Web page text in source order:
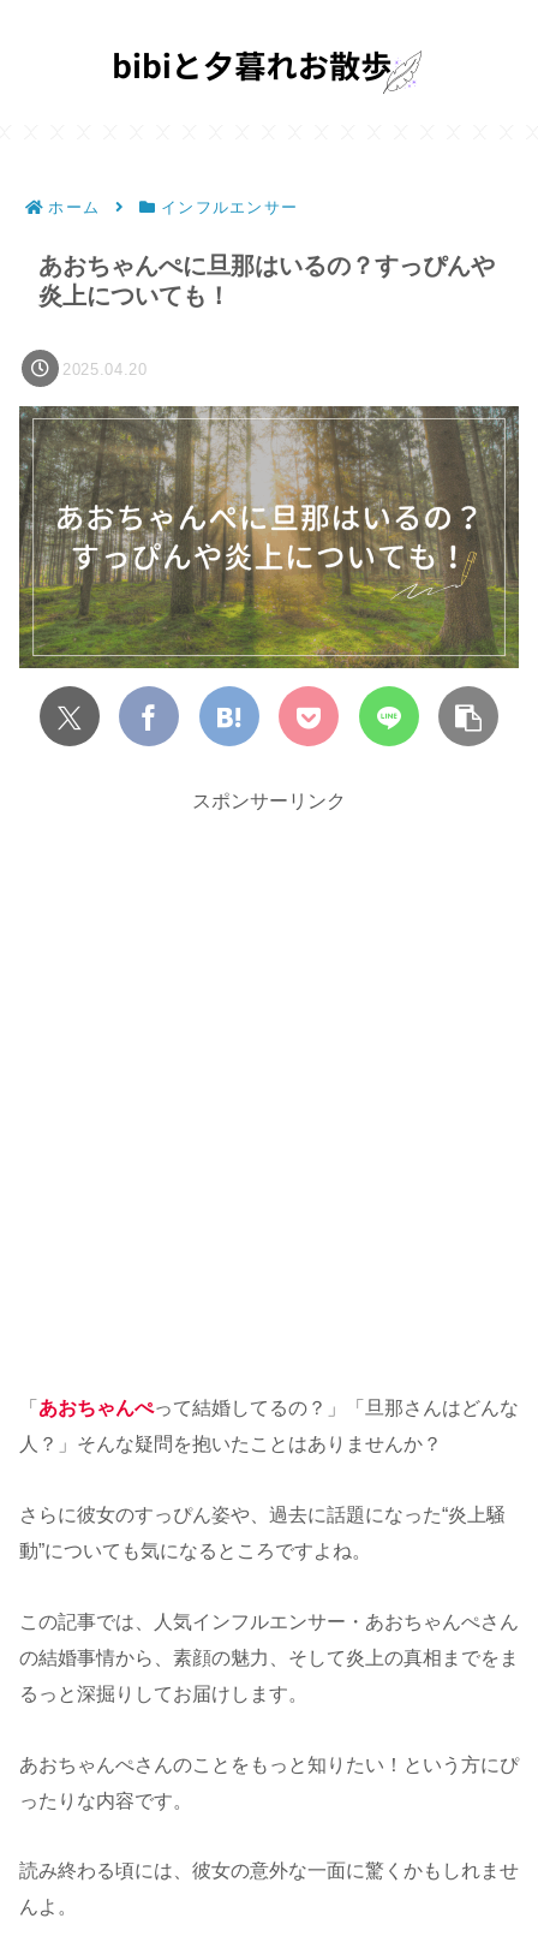
ホーム インフルエンサー
あおちゃんぺに旦那はいるの？すっぴんや
炎上についても！
2025.04.20
スポンサーリンク
「 あおちゃんぺって結婚してるの？」「旦那さんはどんな
人？」そんな疑問を抱いたことはありませんか？
さらに彼女のすっぴん姿や、過去に話題になった“炎上騒
動”についても気になるところですよね。
この記事では、人気インフルエンサー・あおちゃんぺさん
の結婚事情から、素顔の魅力、そして炎上の真相までをま
るっと深掘りしてお届けします。
あおちゃんぺさんのことをもっと知りたい！という方にぴ
ったりな内容です。
読み終わる頃には、彼女の意外な一面に驚くかもしれませ
んよ。